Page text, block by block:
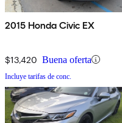
2015 Honda Civic EX
$13,420 Buena oferta
Incluye tarifas de conc.